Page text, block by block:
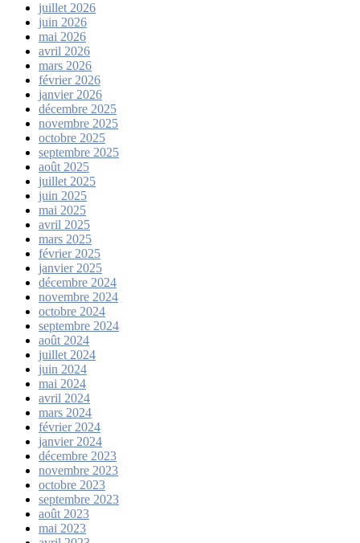
juillet 2026
juin 2026
mai 2026
avril 2026
mars 2026
février 2026
janvier 2026
décembre 2025
novembre 2025
octobre 2025
septembre 2025
août 2025
juillet 2025
juin 2025
mai 2025
avril 2025
mars 2025
février 2025
janvier 2025
décembre 2024
novembre 2024
octobre 2024
septembre 2024
août 2024
juillet 2024
juin 2024
mai 2024
avril 2024
mars 2024
février 2024
janvier 2024
décembre 2023
novembre 2023
octobre 2023
septembre 2023
août 2023
mai 2023